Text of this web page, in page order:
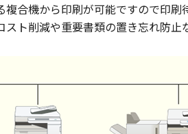
複合機から印刷が可能ですので印刷
ト削減や重要書類の置き忘れ防止